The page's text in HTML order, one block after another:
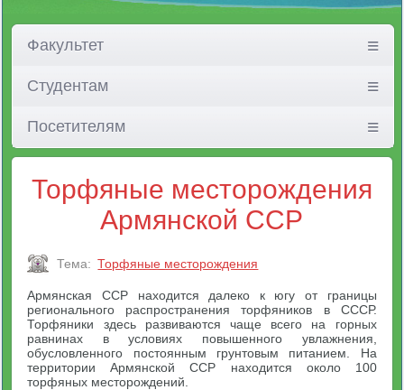
Факультет
Студентам
Посетителям
Торфяные месторождения
Армянской ССР
Тема: Торфяные месторождения
Армянская ССР находится далеко к югу от границы
регионального распространения торфяников в СССР.
Торфяники здесь развиваются чаще всего на горных
равнинах в условиях повышенного увлажнения,
обусловленного постоянным грунтовым питанием. На
территории Армянской ССР находится около 100
торфяных месторождений.